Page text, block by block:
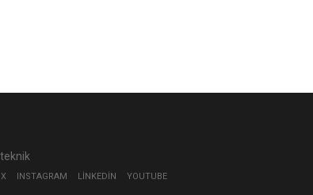
X INSTAGRAM LINKEDIN YOUTUBE